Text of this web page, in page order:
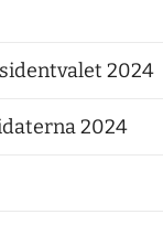
2024
2024